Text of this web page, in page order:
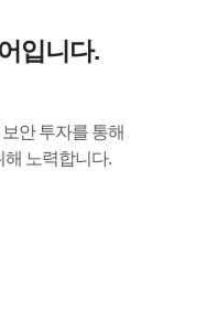
입니다.
안 투자를 통해
해 노력합니다.